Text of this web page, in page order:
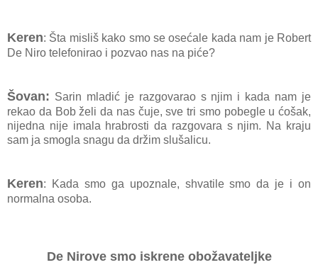
Keren: Šta misliš kako smo se osećale kada nam je Robert
De Niro telefonirao i pozvao nas na piće?
Šovan: Sarin mladić je razgovarao s njim i kada nam je
rekao da Bob želi da nas čuje, sve tri smo pobegle u ćošak,
nijedna nije imala hrabrosti da razgovara s njim. Na kraju
sam ja smogla snagu da držim slušalicu.
Keren: Kada smo ga upoznale, shvatile smo da je i on
normalna osoba.
De Nirove smo iskrene obožavateljke